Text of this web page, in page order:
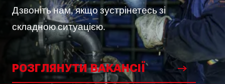
Дзвоніть нам, якщо зустрінетесь зі
складною ситуацією.
РОЗГЛЯНУТИ ВАКАНСІЇ